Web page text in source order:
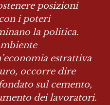
posizioni
i poteri
la politica.
estrattiva
occorre dire
sul cemento,
dei lavoratori.